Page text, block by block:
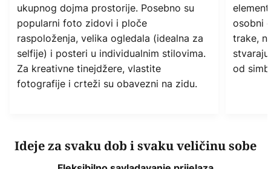
ukupnog dojma prostorije. Posebno su
popularni foto zidovi i ploče
raspoloženja, velika ogledala (idealna za
selfije) i posteri u individualnim stilovima.
Za kreativne tinejdžere, vlastite
fotografije i crteži su obavezni na zidu.
osobni
trake,
od
Ideje za svaku dob i svaku veličinu sobe